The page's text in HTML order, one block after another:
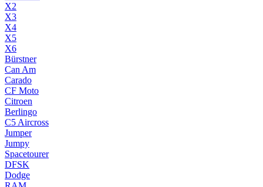
X2
X3
X4
X5
X6
Bürstner
Can Am
Carado
CF Moto
Citroen
Berlingo
C5 Aircross
Jumper
Jumpy
Spacetourer
DFSK
Dodge